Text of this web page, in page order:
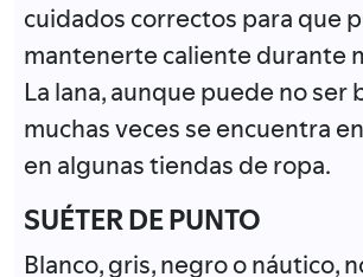
cuidados correctos para que
mantenerte caliente durante
La lana, aunque puede no ser
muchas veces se encuentra
en algunas tiendas de ropa.
SUÉTER DE PUNTO
Blanco, gris, negro o náutico,